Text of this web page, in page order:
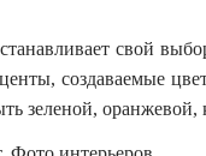
свой
создаваемые
зеленой,